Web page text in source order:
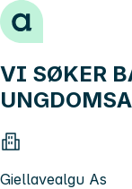
Hopp til innhold
VI SØKER
Giellavealgu As